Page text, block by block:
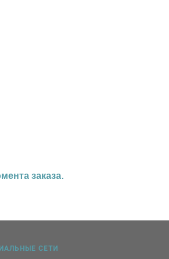
заказа.
СЕТИ